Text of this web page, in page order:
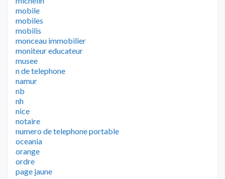
mobile
mobiles
mobilis
monceau immobilier
moniteur educateur
musee
n de telephone
namur
nb
nh
nice
notaire
numero de telephone portable
oceania
orange
ordre
page jaune